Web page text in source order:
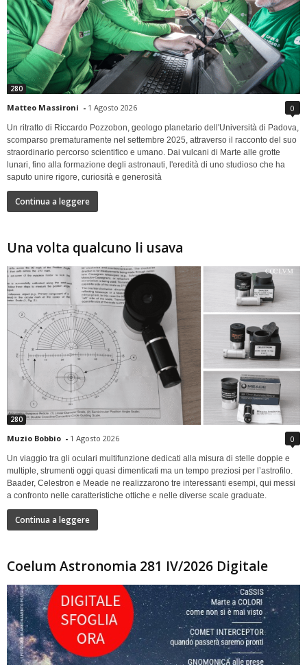
280
Matteo Massironi - 1 Agosto 2026 0
Un ritratto di Riccardo Pozzobon, geologo planetario dell'Università di Padova,
scomparso prematuramente nel settembre 2025, attraverso il racconto del suo
straordinario percorso scientifico e umano. Dai vulcani di Marte alle grotte
lunari, fino alla formazione degli astronauti, l'eredità di uno studioso che ha
saputo unire rigore, curiosità e generosità
Continua a leggere
Una volta qualcuno li usava
280
Muzio Bobbio - 1 Agosto 2026 0
Un viaggio tra gli oculari multifunzione dedicati alla misura di stelle doppie e
multiple, strumenti oggi quasi dimenticati ma un tempo preziosi per l’astrofilo.
Baader, Celestron e Meade ne realizzarono tre interessanti esempi, qui messi
a confronto nelle caratteristiche ottiche e nelle diverse scale graduate.
Continua a leggere
Coelum Astronomia 281 IV/2026 Digitale